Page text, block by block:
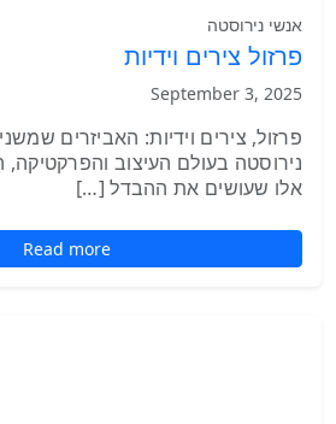
אנשי נירוסטה
פרזול צירים וידיות
September 3, 2025
פרזול, צירים וידיות: האביזרים
נירוסטה בעולם העיצוב
אלו שעושים את ההבדל […]
Read more